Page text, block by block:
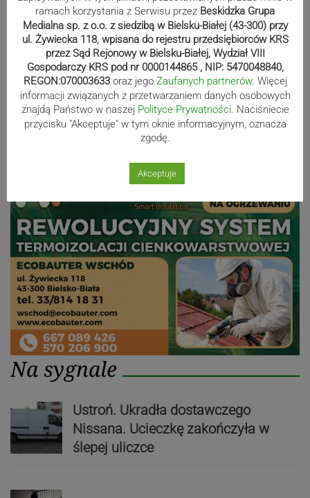
polo. Kilkadziesiąt drużyn z całej
Europy rywalizowało przez trzy dni
Nakamura z dubletem w Wiśle.
Dyskwalifikacja Waszka zmieniła
klasyfikację Polaków
Na sygnale
Ustroń. Ukradła dostawczego
Nissana. Ucieczkę zakończyła w
ślepej uliczce
ramach korzystania z Serwisu przez Beskidzka Grupa
Medialna sp. z o.o. z siedzibą w Bielsku-Białej (43-300) przy
ul. Żywiecka 118, wpisana do rejestru przedsiębiorców KRS
przez Sąd Rejonowy w Bielsku-Białej, Wydział VIII
Gospodarczy KRS pod nr 0000144865 , NIP: 5470048840,
REGON:070003633 oraz jego Zaufanych partnerów. Więcej
informacji związanych z przetwarzaniem danych osobowych
znajdą Państwo w naszej Polityce Prywatności. Naciśniecie
przycisku "Akceptuje" w tym oknie informacyjnym, oznacza
zgodę.
Akceptuje